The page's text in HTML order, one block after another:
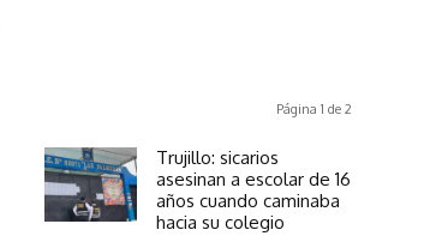
Página 1 de 2
Trujillo: sicarios
asesinan a escolar de 16
años cuando caminaba
hacia su colegio